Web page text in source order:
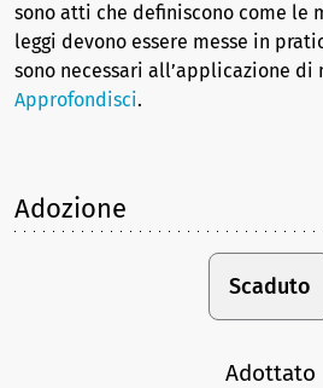
sono atti che definiscono come le
leggi devono essere messe in
sono necessari all’applicazione di
Approfondisci.
Adozione
Scaduto
Adottato